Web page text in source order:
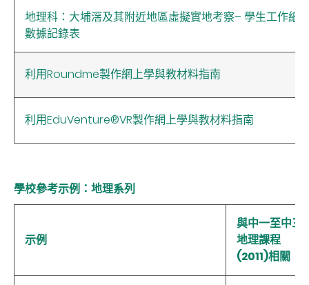
地理科：大埔滘及其附近地區虛擬實地考察– 學生工作紙
數據記錄表
利用Roundme製作網上學與教材料指南
利用EduVenture®VR製作網上學與教材料指南
學校參考示例：地理系列
示例
與中一至中三
地理課程
(2011)相關